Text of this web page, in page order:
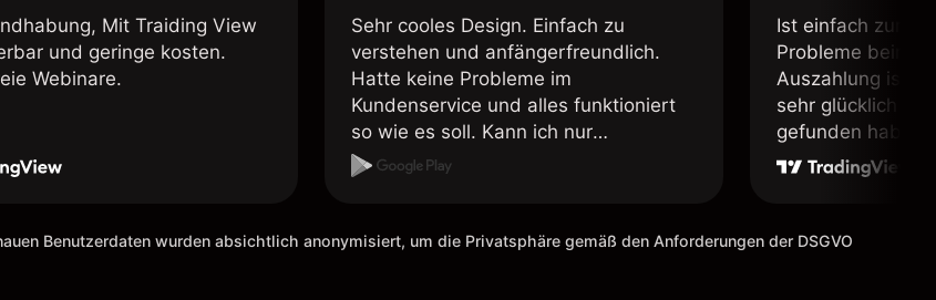
Mit Traiding View
und geringe kosten.
Webinare.
Sehr cooles Design. Einfach zu
verstehen und anfängerfreundlich.
Hatte keine Probleme im
Kundenservice und alles funktioniert
so wie es soll. Kann ich nur
weiterempfehlen.
Ist einfach zum
Probleme beim
Auszahlung ist
sehr glücklich
gefunden habe.
weiter meine
Benutzerdaten wurden absichtlich anonymisiert, um die Privatsphäre gemäß den Anforderungen der DSGVO